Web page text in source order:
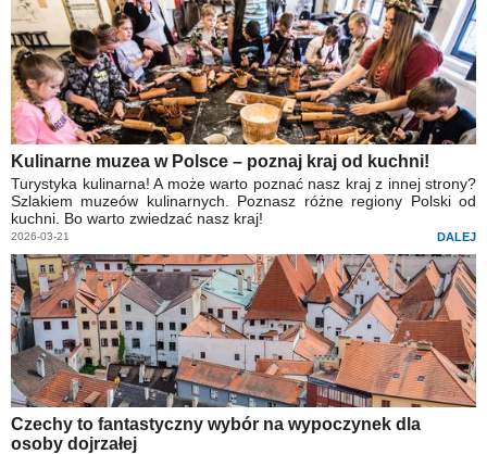
Kulinarne muzea w Polsce – poznaj kraj od kuchni!
Turystyka kulinarna! A może warto poznać nasz kraj z innej strony?
Szlakiem muzeów kulinarnych. Poznasz różne regiony Polski od
kuchni. Bo warto zwiedzać nasz kraj!
2026-03-21 DALEJ
Czechy to fantastyczny wybór na wypoczynek dla
osoby dojrzałej